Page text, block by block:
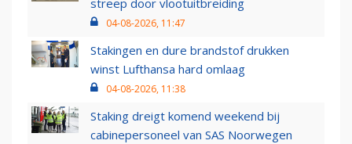
streep door vlootuitbreiding
04-08-2026, 11:47
Stakingen en dure brandstof drukken
winst Lufthansa hard omlaag
04-08-2026, 11:38
Staking dreigt komend weekend bij
cabinepersoneel van SAS Noorwegen